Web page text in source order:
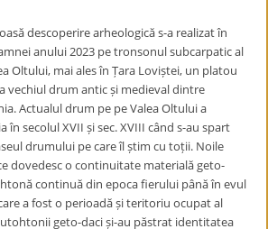
descoperire arheologică s-a realizat în
anului 2023 pe tronsonul subcarpatic al
Oltului, mai ales în Țara Loviștei, un platou
vechiul drum antic și medieval dintre
Actualul drum pe pe Valea Oltului a
în secolul XVII și sec. XVIII când s-au spart
drumului pe care îl știm cu toții. Noile
dovedesc o continuitate materială geto-
continuă din epoca fierului până în evul
a fost o perioadă și teritoriu ocupat al
geto-daci și-au păstrat identitatea